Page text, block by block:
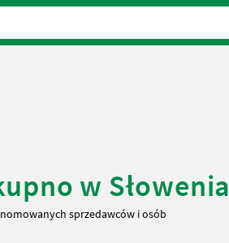
w Słowenia
sprzedawców i osób